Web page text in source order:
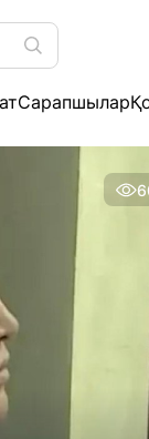
Сарапшылар